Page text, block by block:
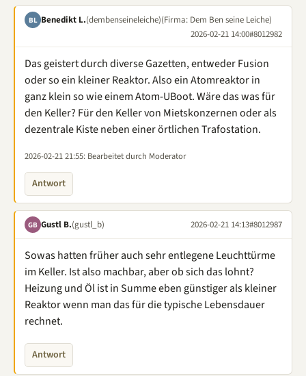
BL Benedikt L.(dembenseineleiche)(Firma: Dem Ben seine Leiche)
2026-02-21 14:00#8012982
Das geistert durch diverse Gazetten, entweder Fusion
oder so ein kleiner Reaktor. Also ein Atomreaktor in
ganz klein so wie einem Atom-UBoot. Wäre das was für
den Keller? Für den Keller von Mietskonzernen oder als
dezentrale Kiste neben einer örtlichen Trafostation.
2026-02-21 21:55: Bearbeitet durch Moderator
Antwort
GB Gustl B.(gustl_b) 2026-02-21 14:13#8012987
Sowas hatten früher auch sehr entlegene Leuchttürme
im Keller. Ist also machbar, aber ob sich das lohnt?
Heizung und Öl ist in Summe eben günstiger als kleiner
Reaktor wenn man das für die typische Lebensdauer
rechnet.
Antwort